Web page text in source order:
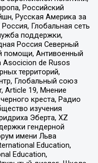
Российский
Русская Америка за
Глобальная сеть
поддержки,
Россия Северный
помощи, Антивоенный
Asocicion de Rusos
территорий,
Глобальный союз
Article 19, Мнение
креста, Радио
изучения
Эберта, XZ
гендерной
имени Льва
Education,
Education,